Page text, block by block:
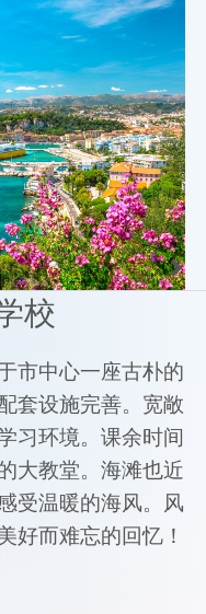
校
市中心一座古朴的
套设施完善。宽敞
习环境。课余时间
大教堂。海滩也近
受温暖的海风。风
好而难忘的回忆！